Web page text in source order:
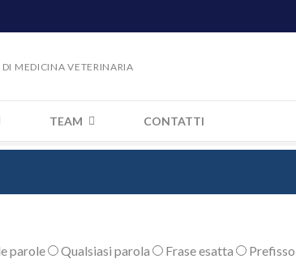
MEDICINA VETERINARIA
TEAM CONTATTI
parole Qualsiasi parola Frase esatta